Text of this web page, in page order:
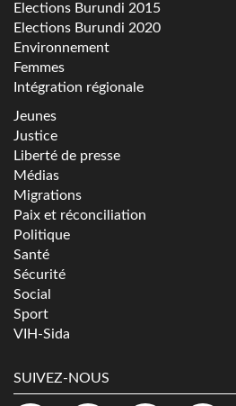
Elections Burundi 2015
Elections Burundi 2020
Environnement
Femmes
Intégration régionale
Jeunes
Justice
Liberté de presse
Médias
Migrations
Paix et réconciliation
Politique
Santé
Sécurité
Social
Sport
VIH-Sida
SUIVEZ-NOUS